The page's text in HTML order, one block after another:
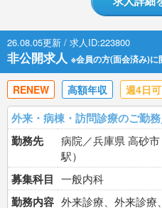
26.08.05更新 / 求人ID:223800
非公開求人 ※会員の方(面会済み)に
RENEW 高額年収 週4日可
外来・病棟・訪問診療のご勤
勤務先
病院／兵庫県 高砂
駅）
募集科目 一般内科
勤務内容 外来診療、外来診療